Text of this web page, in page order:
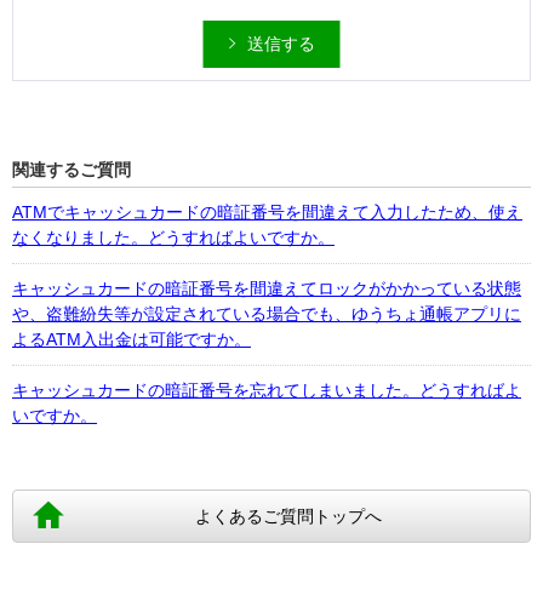
送信する
関連するご質問
ATMでキャッシュカードの暗証番号を間違えて入力したため、使え
なくなりました。どうすればよいですか。
キャッシュカードの暗証番号を間違えてロックがかかっている状態
や、盗難紛失等が設定されている場合でも、ゆうちょ通帳アプリに
よるATM入出金は可能ですか。
キャッシュカードの暗証番号を忘れてしまいました。どうすればよ
いですか。
よくあるご質問トップへ